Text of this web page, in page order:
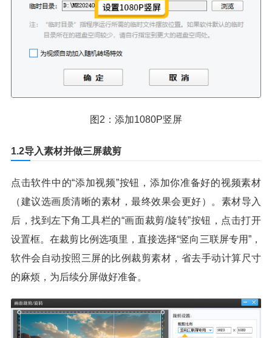
图2：添加1080P竖屏
1.2导入素材并做三屏裁剪
点击软件中的“添加视频”按钮，添加你准备好的视频素材
（建议选画质清晰的素材，最终效果会更好）。素材导入
后，找到左下角工具栏的“画面裁剪/旋转”按钮，点击打开
设置框。在裁剪比例选项里，直接选择“竖向三联屏专用”，
软件会自动按照三屏的比例裁剪素材，省去手动计算尺寸
的麻烦，为后续分屏做好准备。